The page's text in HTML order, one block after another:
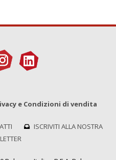
e Condizioni di vendita
ISCRIVITI ALLA NOSTRA